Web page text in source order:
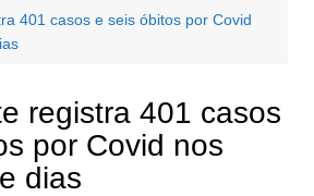
401 casos e seis óbitos por Covid
registra 401 casos
por Covid nos
dias